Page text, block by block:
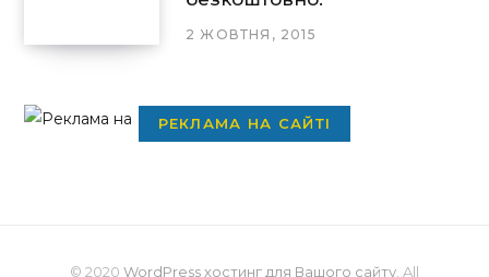
2 ЖОВТНЯ, 2015
РЕКЛАМА НА САЙТІ
© 2020 WordPress хостинг для Вашого сайту. All